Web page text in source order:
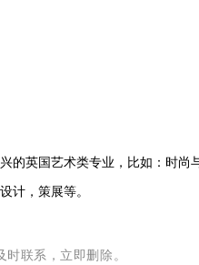
的英国艺术类专业，比如：时尚
计，策展等。
联系，立即删除。